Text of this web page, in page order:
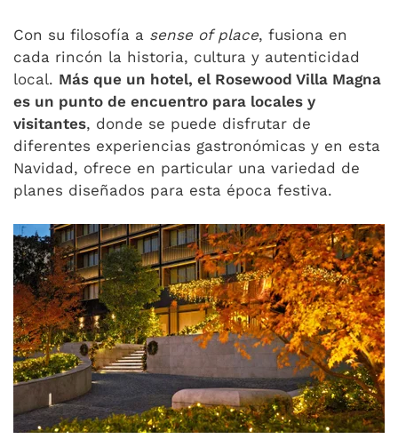
Con su filosofía a sense of place, fusiona en
cada rincón la historia, cultura y autenticidad
local. Más que un hotel, el Rosewood Villa Magna
es un punto de encuentro para locales y
visitantes, donde se puede disfrutar de
diferentes experiencias gastronómicas y en esta
Navidad, ofrece en particular una variedad de
planes diseñados para esta época festiva.